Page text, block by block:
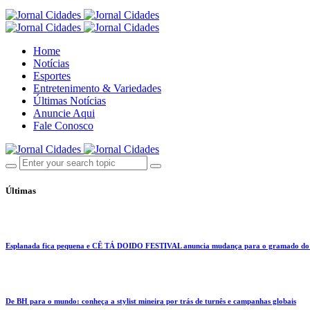
Home
Notícias
Esportes
Entretenimento & Variedades
Últimas Notícias
Anuncie Aqui
Fale Conosco
Últimas
Esplanada fica pequena e CÊ TÁ DOIDO FESTIVAL anuncia mudança para o gramado
De BH para o mundo: conheça a stylist mineira por trás de turnês e campanhas globais